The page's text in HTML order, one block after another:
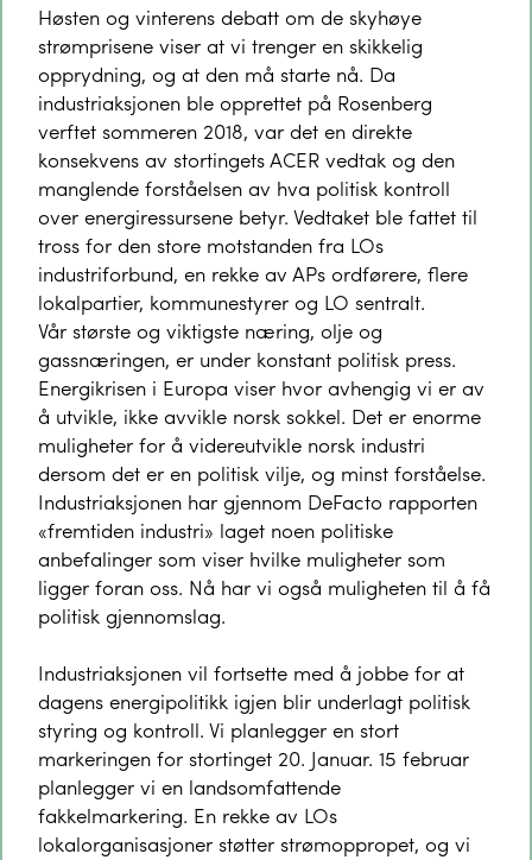
Høsten og vinterens debatt om de skyhøye
strømprisene viser at vi trenger en skikkelig
opprydning, og at den må starte nå. Da
industriaksjonen ble opprettet på Rosenberg
verftet sommeren 2018, var det en direkte
konsekvens av stortingets ACER vedtak og den
manglende forståelsen av hva politisk kontroll
over energiressursene betyr. Vedtaket ble fattet til
tross for den store motstanden fra LOs
industriforbund, en rekke av APs ordførere, flere
lokalpartier, kommunestyrer og LO sentralt.
Vår største og viktigste næring, olje og
gassnæringen, er under konstant politisk press.
Energikrisen i Europa viser hvor avhengig vi er av
å utvikle, ikke avvikle norsk sokkel. Det er enorme
muligheter for å videreutvikle norsk industri
dersom det er en politisk vilje, og minst forståelse.
Industriaksjonen har gjennom DeFacto rapporten
«fremtiden industri» laget noen politiske
anbefalinger som viser hvilke muligheter som
ligger foran oss. Nå har vi også muligheten til å få
politisk gjennomslag.
Industriaksjonen vil fortsette med å jobbe for at
dagens energipolitikk igjen blir underlagt politisk
styring og kontroll. Vi planlegger en stort
markeringen for stortinget 20. Januar. 15 februar
planlegger vi en landsomfattende
fakkelmarkering. En rekke av LOs
lokalorganisasjoner støtter strømoppropet, og vi